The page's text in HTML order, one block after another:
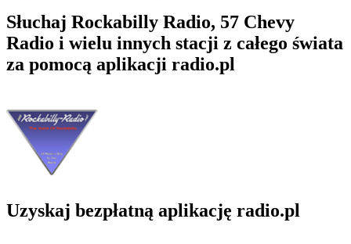
Słuchaj Rockabilly Radio, 57 Chevy
Radio i wielu innych stacji z całego świata
za pomocą aplikacji radio.pl
Uzyskaj bezpłatną aplikację radio.pl